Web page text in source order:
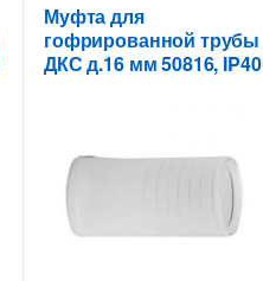
Муфта для
гофрированной трубы
ДКС д.16 мм 50816, IP40